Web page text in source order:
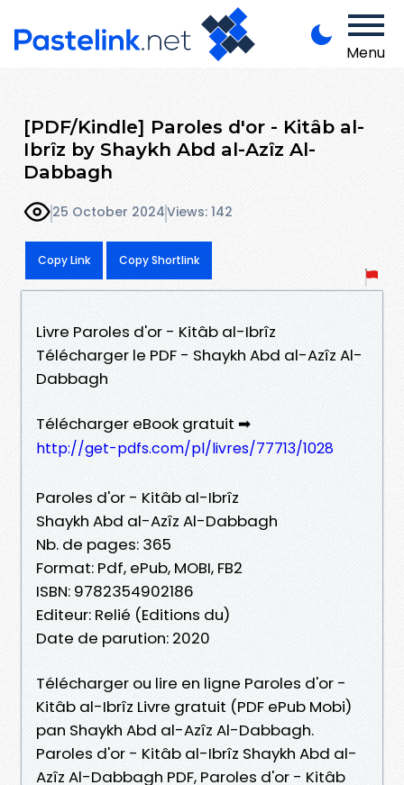
Menu
[PDF/Kindle] Paroles d'or - Kitâb al-
Ibrîz by Shaykh Abd al-Azîz Al-
Dabbagh
25 October 2024Views: 142
Copy Link Copy Shortlink
Livre Paroles d'or - Kitâb al-Ibrîz
Télécharger le PDF - Shaykh Abd al-Azîz Al-
Dabbagh
Télécharger eBook gratuit ➡
http://get-pdfs.com/pl/livres/77713/1028
Paroles d'or - Kitâb al-Ibrîz
Shaykh Abd al-Azîz Al-Dabbagh
Nb. de pages: 365
Format: Pdf, ePub, MOBI, FB2
ISBN: 9782354902186
Editeur: Relié (Editions du)
Date de parution: 2020
Télécharger ou lire en ligne Paroles d'or -
Kitâb al-Ibrîz Livre gratuit (PDF ePub Mobi)
pan Shaykh Abd al-Azîz Al-Dabbagh.
Paroles d'or - Kitâb al-Ibrîz Shaykh Abd al-
Azîz Al-Dabbagh PDF, Paroles d'or - Kitâb